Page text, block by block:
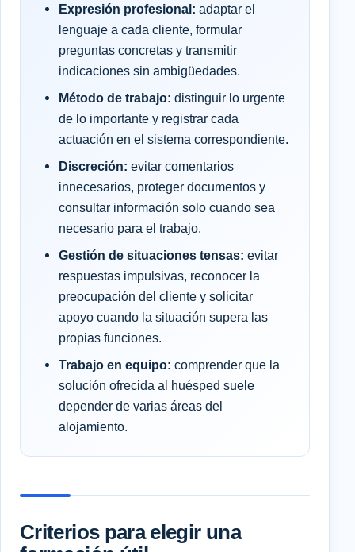
Expresión profesional: adaptar el
lenguaje a cada cliente, formular
preguntas concretas y transmitir
indicaciones sin ambigüedades.
Método de trabajo: distinguir lo urgente
de lo importante y registrar cada
actuación en el sistema correspondiente.
Discreción: evitar comentarios
innecesarios, proteger documentos y
consultar información solo cuando sea
necesario para el trabajo.
Gestión de situaciones tensas: evitar
respuestas impulsivas, reconocer la
preocupación del cliente y solicitar
apoyo cuando la situación supera las
propias funciones.
Trabajo en equipo: comprender que la
solución ofrecida al huésped suele
depender de varias áreas del
alojamiento.
Criterios para elegir una